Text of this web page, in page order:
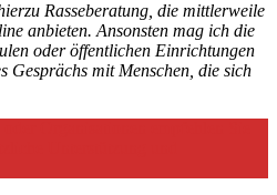
Rasseberatung, die mittlerweile
anbieten. Ansonsten mag ich die
oder öffentlichen Einrichtungen
Gesprächs mit Menschen, die sich